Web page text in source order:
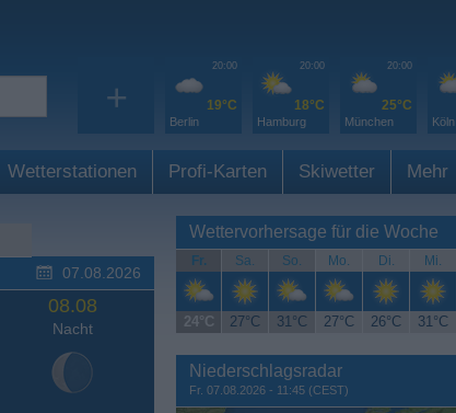
+
20:00
19°C
Berlin
20:00
18°C
Hamburg
20:00
25°C
München Köln
Wetterstationen Profi-Karten Skiwetter Mehr
07.08.2026
08.08
Nacht
Wettervorhersage für die Woche
Fr. Sa. So. Mo. Di. Mi.
24°C 27°C 31°C 27°C 26°C 31°C
Niederschlagsradar
Fr. 07.08.2026 - 11:45 (CEST)